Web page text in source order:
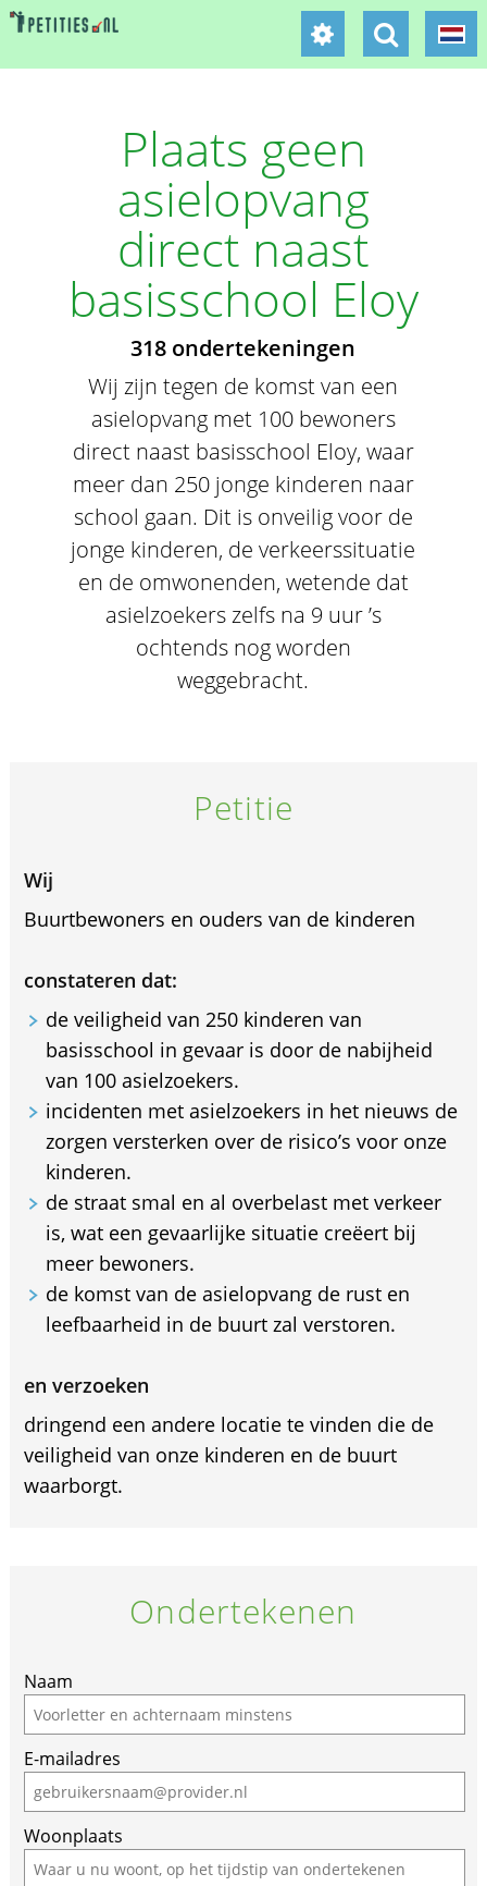
Plaats geen
asielopvang
direct naast
basisschool Eloy
318 ondertekeningen
Wij zijn tegen de komst van een
asielopvang met 100 bewoners
direct naast basisschool Eloy, waar
meer dan 250 jonge kinderen naar
school gaan. Dit is onveilig voor de
jonge kinderen, de verkeerssituatie
en de omwonenden, wetende dat
asielzoekers zelfs na 9 uur ’s
ochtends nog worden
weggebracht.
Petitie
Wij
Buurtbewoners en ouders van de kinderen
constateren dat:
de veiligheid van 250 kinderen van
basisschool in gevaar is door de nabijheid
van 100 asielzoekers.
incidenten met asielzoekers in het nieuws de
zorgen versterken over de risico’s voor onze
kinderen.
de straat smal en al overbelast met verkeer
is, wat een gevaarlijke situatie creëert bij
meer bewoners.
de komst van de asielopvang de rust en
leefbaarheid in de buurt zal verstoren.
en verzoeken
dringend een andere locatie te vinden die de
veiligheid van onze kinderen en de buurt
waarborgt.
Ondertekenen
Naam
E-mailadres
Woonplaats